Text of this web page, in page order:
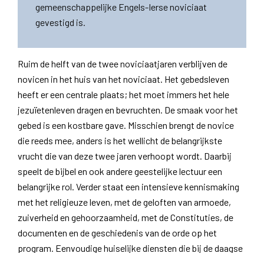
gemeenschappelijke Engels-Ierse noviciaat
gevestigd is.
Ruim de helft van de twee noviciaatjaren verblijven de
novicen in het huis van het noviciaat. Het gebedsleven
heeft er een centrale plaats; het moet immers het hele
jezuïetenleven dragen en bevruchten. De smaak voor het
gebed is een kostbare gave. Misschien brengt de novice
die reeds mee, anders is het wellicht de belangrijkste
vrucht die van deze twee jaren verhoopt wordt. Daarbij
speelt de bijbel en ook andere geestelijke lectuur een
belangrijke rol. Verder staat een intensieve kennismaking
met het religieuze leven, met de geloften van armoede,
zuiverheid en gehoorzaamheid, met de Constituties, de
documenten en de geschiedenis van de orde op het
program. Eenvoudige huiselijke diensten die bij de daagse